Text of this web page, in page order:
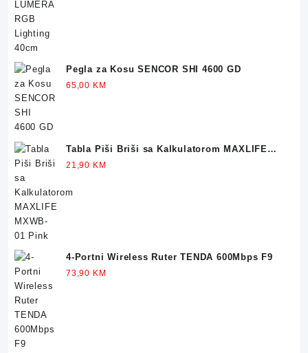
Pegla za Kosu SENCOR SHI 4600 GD
65,00 KM
Tabla Piši Briši sa Kalkulatorom MAXLIFE
MXWB-01 Pink
21,90 KM
4-Portni Wireless Ruter TENDA 600Mbps F9
73,90 KM